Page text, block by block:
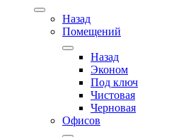
Назад
Помещений
Назад
Эконом
Под ключ
Чистовая
Черновая
Офисов